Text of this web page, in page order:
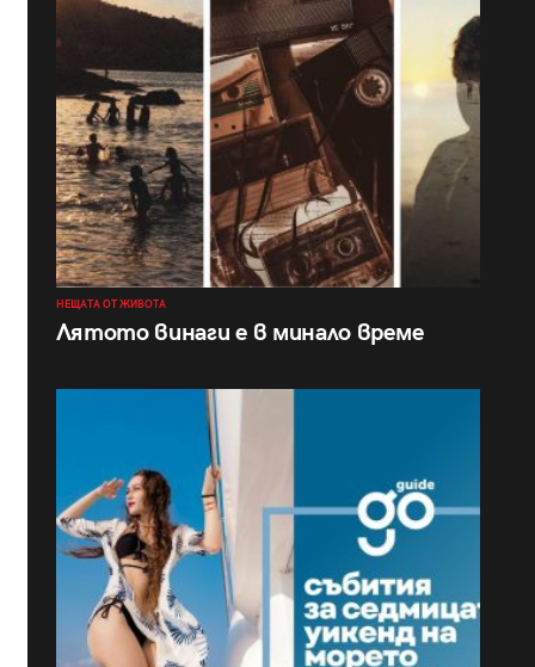
НЕЩАТА ОТ ЖИВОТА
Лятото винаги е в минало време